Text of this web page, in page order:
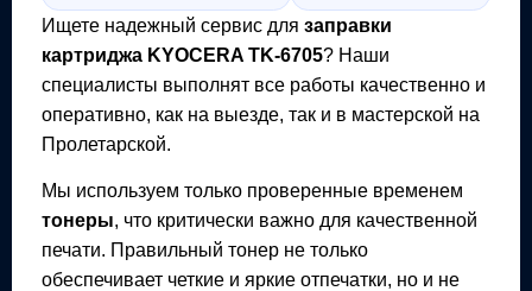
Ищете надежный сервис для заправки
картриджа KYOCERA TK-6705? Наши
специалисты выполнят все работы качественно и
оперативно, как на выезде, так и в мастерской на
Пролетарской.
Мы используем только проверенные временем
тонеры, что критически важно для качественной
печати. Правильный тонер не только
обеспечивает четкие и яркие отпечатки, но и не